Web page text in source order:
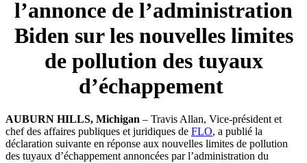
l’annonce de l’administration
Biden sur les nouvelles limites
de pollution des tuyaux
d’échappement
AUBURN HILLS, Michigan – Travis Allan, Vice-président et
chef des affaires publiques et juridiques de FLO, a publié la
déclaration suivante en réponse aux nouvelles limites de pollution
des tuyaux d’échappement annoncées par l’administration du